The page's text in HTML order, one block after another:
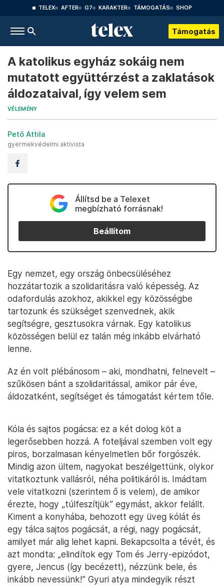
TELEX AFTER G7 KARAKTER TÁMOGATÁS SHOP
Támogatás
A katolikus egyház sokáig nem
mutatott együttérzést a zaklatások
áldozataival, így velem sem
VÉLEMÉNY
Pető Attila
gyermekvédelmi aktivista
Állítsd be a Telexet
megbízható forrásnak!
Beállítom
Egy nemzet, egy ország önbecsüléséhez
hozzátartozik a szolidaritásra való képesség. Az
odafordulás azokhoz, akikkel egy közösségbe
tartozunk és szükséget szenvednek, akik
segítségre, gesztusokra várnak. Egy katolikus
közösségen belül ez talán még inkább elvárható
lenne.
Az én volt plébánosom – aki, mondhatni, felnevelt –
szűkösen bánt a szolidaritással, amikor pár éve,
áldozatként, segítséget és támogatást kértem tőle.
Kóla és sajtos pogácsa: ez a két dolog köt a
legerősebben hozzá. A foteljával szemben volt egy
piros, borzalmasan kényelmetlen bőr forgószék.
Mindig azon ültem, nagyokat beszélgettünk, olykor
vitatkoztunk vallásról, néha politikáról is. Imádtam
vele vitatkozni (szerintem ő is velem), de amikor
érezte, hogy „túlfeszítjük” egymást, akkor felállt.
Kiment a konyhába, behozott egy üveg kólát és
egy tálca sajtos pogácsát, a régi, nagy pogácsát,
amilyet már alig lehet kapni. Bekapcsolta a tévét, és
azt mondta: „elindítok egy Tom és Jerry-epizódot,
gyere, Jencus (így becézett), nézzünk bele, és
inkább nevessünk!” Gyuri atya mindegyik részt